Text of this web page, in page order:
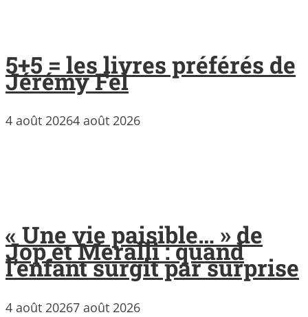
5+5 = les livres préférés de
Jérémy Fel
4 août 20264 août 2026
« Une vie paisible… » de
Jop et Meralli : quand
l’enfant surgit par surprise
4 août 20267 août 2026